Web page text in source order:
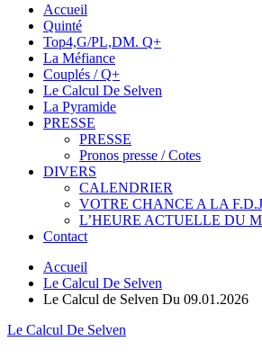
Accueil
Quinté
Top4,G/PL,DM. Q+
La Méfiance
Couplés / Q+
Le Calcul De Selven
La Pyramide
PRESSE
PRESSE
Pronos presse / Cotes
DIVERS
CALENDRIER
VOTRE CHANCE A LA
L’HEURE ACTUELLE DU
Contact
Accueil
Le Calcul De Selven
Le Calcul de Selven Du 09.01.2026
Le Calcul De Selven